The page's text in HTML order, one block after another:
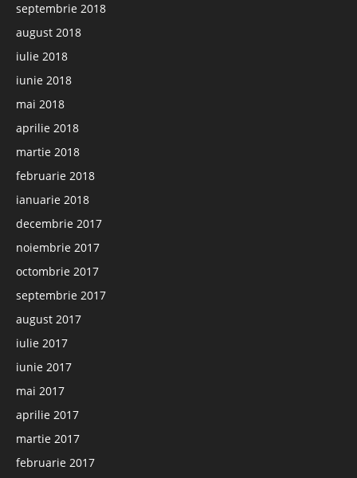
septembrie 2018
august 2018
iulie 2018
iunie 2018
mai 2018
aprilie 2018
martie 2018
februarie 2018
ianuarie 2018
decembrie 2017
noiembrie 2017
octombrie 2017
septembrie 2017
august 2017
iulie 2017
iunie 2017
mai 2017
aprilie 2017
martie 2017
februarie 2017